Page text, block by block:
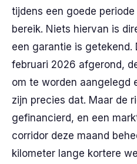
tijdens een goede
bereik. Niets hiervan is
een garantie is getekend.
februari 2026 afgerond,
om te worden aangelegd
zijn precies dat. Maar de
gefinancierd, en een
corridor deze maand
kilometer lange kortere